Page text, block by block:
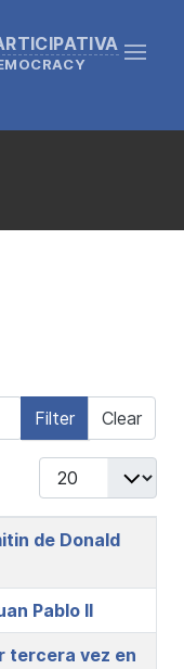
Filter Clear
Display #
de Donald
Pablo II
tercera vez en